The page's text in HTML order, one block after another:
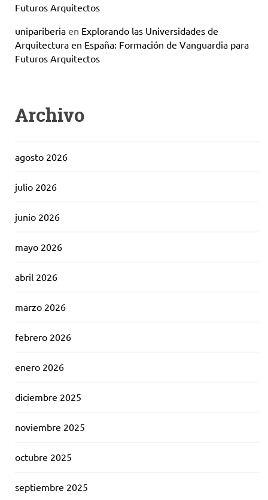
Futuros Arquitectos
unipariberia en Explorando las Universidades de
Arquitectura en España: Formación de Vanguardia para
Futuros Arquitectos
Archivo
agosto 2026
julio 2026
junio 2026
mayo 2026
abril 2026
marzo 2026
febrero 2026
enero 2026
diciembre 2025
noviembre 2025
octubre 2025
septiembre 2025